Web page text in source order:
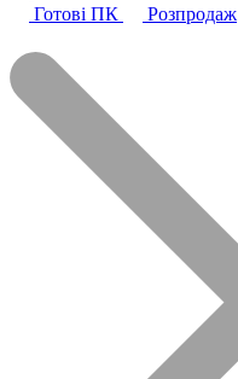
Готові ПК Розпродаж